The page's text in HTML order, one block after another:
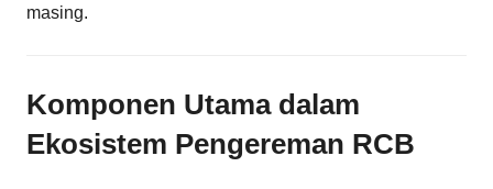
masing.
Komponen Utama dalam
Ekosistem Pengereman RCB